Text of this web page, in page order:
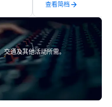
enthusiasm after every
makes our approach
"Recognition Factor."
audience hears a
Spears, Bruno Mars,
melody reimagined
connection. ► How We Elevate Your
查看简档
通及其他活动所需。